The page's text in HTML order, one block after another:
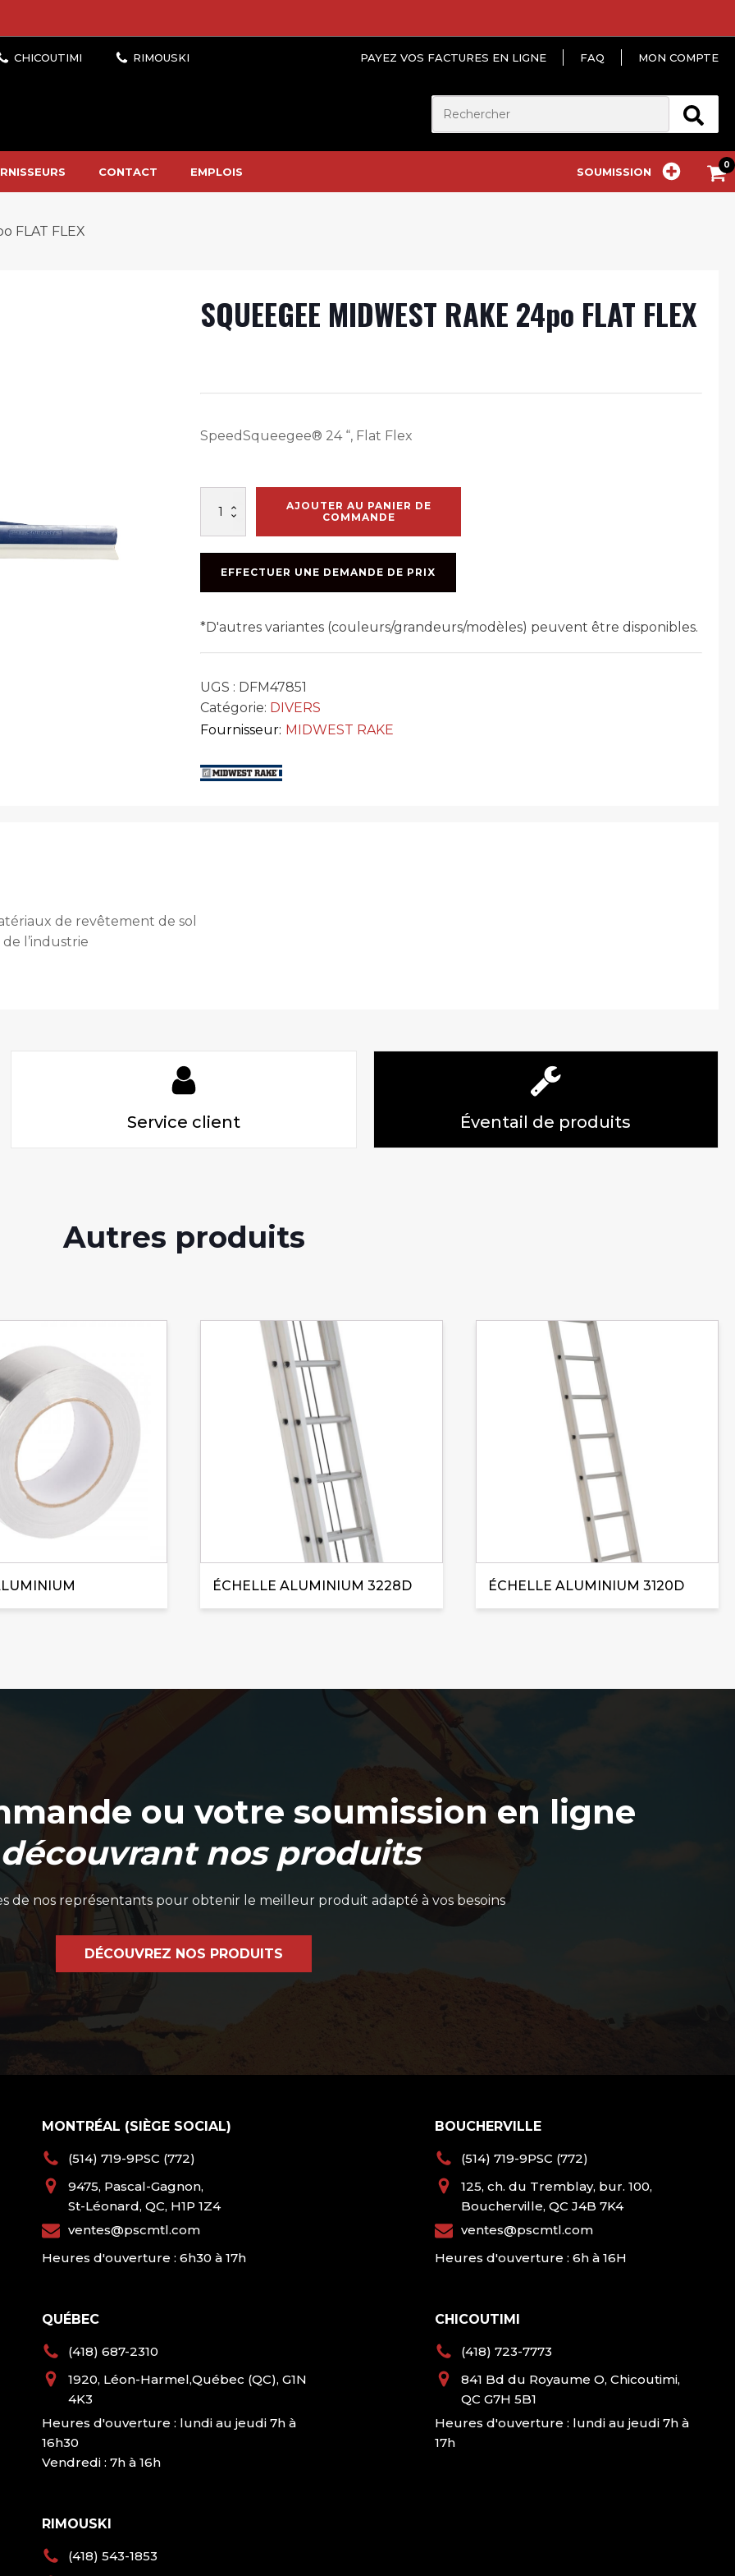
PAYEZ VOS FACTURES EN LIGNE FAQ MON COMPTE
CONTACT EMPLOIS SOUMISSION
FLAT FLEX
SQUEEGEE MIDWEST RAKE 24po FLAT FLEX
SpeedSqueegee® 24 “, Flat Flex
SQUEEGEE
24po
FLAT
AJOUTER AU PANIER DE
COMMANDE
EFFECTUER UNE DEMANDE DE PRIX
*D'autres variantes (couleurs/grandeurs/modèles) peuvent être disponibles.
UGS : DFM47851
Catégorie: DIVERS
Fournisseur: MIDWEST RAKE
de revêtement de sol
l’industrie
Service client Éventail de produits
Autres produits
ÉCHELLE ALUMINIUM 3228D ÉCHELLE ALUMINIUM 3120D
ou votre soumission en ligne
nos produits
de nos représentants pour obtenir le meilleur produit adapté à vos besoins
DÉCOUVREZ NOS PRODUITS
MONTRÉAL (SIÈGE SOCIAL)
(514) 719-9PSC (772)
9475, Pascal-Gagnon,
St-Léonard, QC, H1P 1Z4
ventes@pscmtl.com
Heures d'ouverture : 6h30 à 17h
QUÉBEC
(418) 687-2310
1920, Léon-Harmel,Québec (QC), G1N
4K3
Heures d'ouverture : lundi au jeudi 7h à
16h30
Vendredi : 7h à 16h
RIMOUSKI
(418) 543-1853
BOUCHERVILLE
(514) 719-9PSC (772)
125, ch. du Tremblay, bur. 100,
Boucherville, QC J4B 7K4
ventes@pscmtl.com
Heures d'ouverture : 6h à 16H
CHICOUTIMI
(418) 723-7773
841 Bd du Royaume O, Chicoutimi,
QC G7H 5B1
Heures d'ouverture : lundi au jeudi 7h à
17h